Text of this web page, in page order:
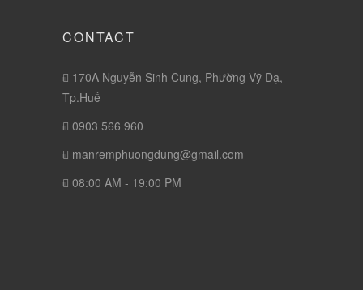
CONTACT
170A Nguyễn Sinh Cung, Phường Vỹ Dạ,
Tp.Huế
0903 566 960
manremphuongdung@gmail.com
08:00 AM - 19:00 PM